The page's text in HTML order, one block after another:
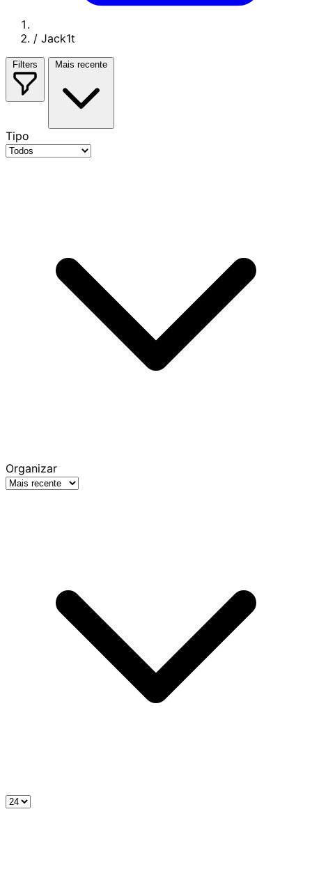
/ Jack1t
Filters Mais recente
Tipo
Organizar